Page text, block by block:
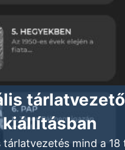
tárlatvezető
kiállításban
tárlatvezetés mind a